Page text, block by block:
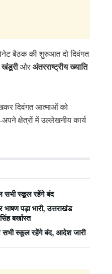
बैठक की शुरुआत दो दिवंगत
खंडूरीऔरअंतरराष्ट्रीय ख्याति
दिवंगत आत्माओं को
क्षेत्रों में उल्लेखनीय कार्य
सभी स्कूल रहेंगे बंद
पड़ा भारी, उत्तराखंड
बर्खास्त
स्कूल रहेंगे बंद, आदेश जारी